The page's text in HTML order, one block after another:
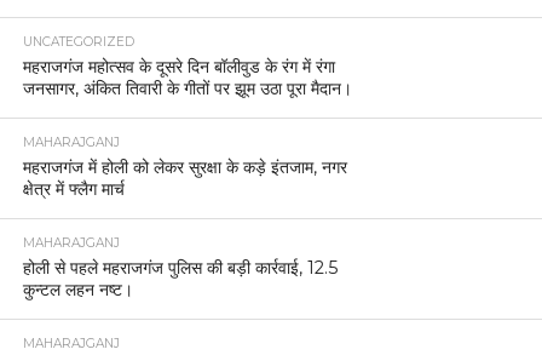
UNCATEGORIZED
महराजगंज महोत्सव के दूसरे दिन बॉलीवुड के रंग में रंगा
जनसागर, अंकित तिवारी के गीतों पर झूम उठा पूरा मैदान।
MAHARAJGANJ
महराजगंज में होली को लेकर सुरक्षा के कड़े इंतजाम, नगर
क्षेत्र में फ्लैग मार्च
MAHARAJGANJ
होली से पहले महराजगंज पुलिस की बड़ी कार्रवाई, 12.5
कुन्टल लहन नष्ट।
MAHARAJGANJ